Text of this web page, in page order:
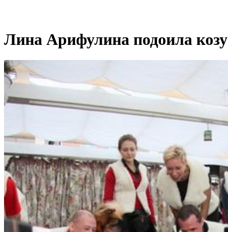
Лина Арифулина подоила